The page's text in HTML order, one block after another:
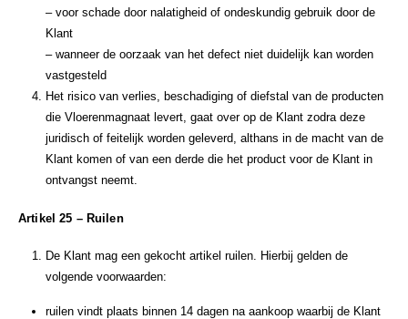
– voor schade door nalatigheid of ondeskundig gebruik door de
Klant
– wanneer de oorzaak van het defect niet duidelijk kan worden
vastgesteld
Het risico van verlies, beschadiging of diefstal van de producten
die Vloerenmagnaat levert, gaat over op de Klant zodra deze
juridisch of feitelijk worden geleverd, althans in de macht van de
Klant komen of van een derde die het product voor de Klant in
ontvangst neemt.
Artikel 25 – Ruilen
De Klant mag een gekocht artikel ruilen. Hierbij gelden de
volgende voorwaarden:
ruilen vindt plaats binnen 14 dagen na aankoop waarbij de Klant